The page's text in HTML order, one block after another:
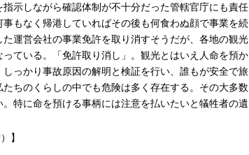
示しながら確認体制が不十分だった管轄官庁にも責任
もなく帰港していればその後も何食わぬ顔で事業を続
運営会社の事業免許を取り消すそうだが、各地の観光
ている。「免許取り消し」。観光とはいえ人命を預か
っかり事故原因の解明と検証を行い、誰もが安全で旅
ちのくらしの中でも危険は多く存在する。その大多数
特に命を預ける事柄には注意を払いたいと犠牲者の遺
】